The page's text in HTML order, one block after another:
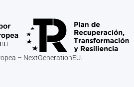
– NextGenerationEU.